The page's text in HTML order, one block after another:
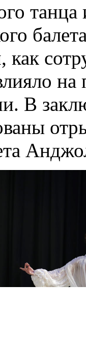
танца
как
на
В